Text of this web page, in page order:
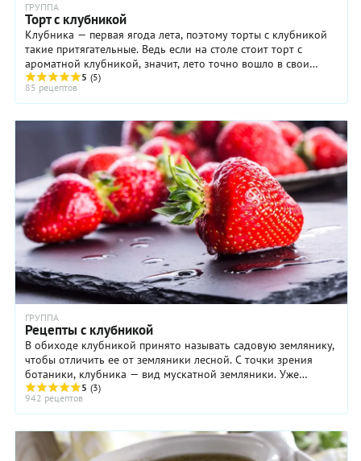
ГРУППА
Торт с клубникой
Клубника — первая ягода лета, поэтому торты с клубникой
такие притягательные. Ведь если на столе стоит торт с
ароматной клубникой, значит, лето точно вошло в свои
права. Клубнику можно ...
5 (5)
85 рецептов
ГРУППА
Рецепты с клубникой
В обиходе клубникой принято называть садовую землянику,
чтобы отличить ее от земляники лесной. С точки зрения
ботаники, клубника — вид мускатной земляники. Уже
запутались? Не будем вдаваться в научные ...
5 (3)
942 рецептов